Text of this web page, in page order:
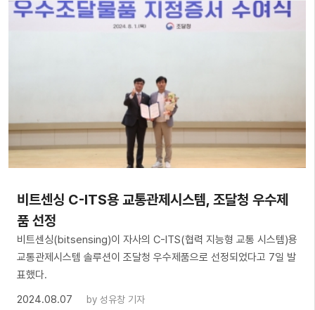
비트센싱 C-ITS용 교통관제시스템, 조달청 우수제
품 선정
비트센싱(bitsensing)이 자사의 C-ITS(협력 지능형 교통 시스템)용
교통관제시스템 솔루션이 조달청 우수제품으로 선정되었다고 7일 발
표했다.
2024.08.07
by 성유창 기자